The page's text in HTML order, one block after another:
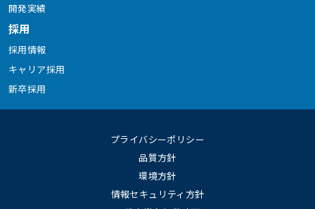
開発実績
採用
採用情報
キャリア採用
新卒採用
プライバシーポリシー
品質方針
環境方針
情報セキュリティ方針